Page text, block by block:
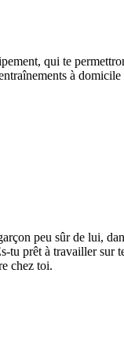
qui te
à
peu sûr de lui,
tu prêt à travailler
chez toi.